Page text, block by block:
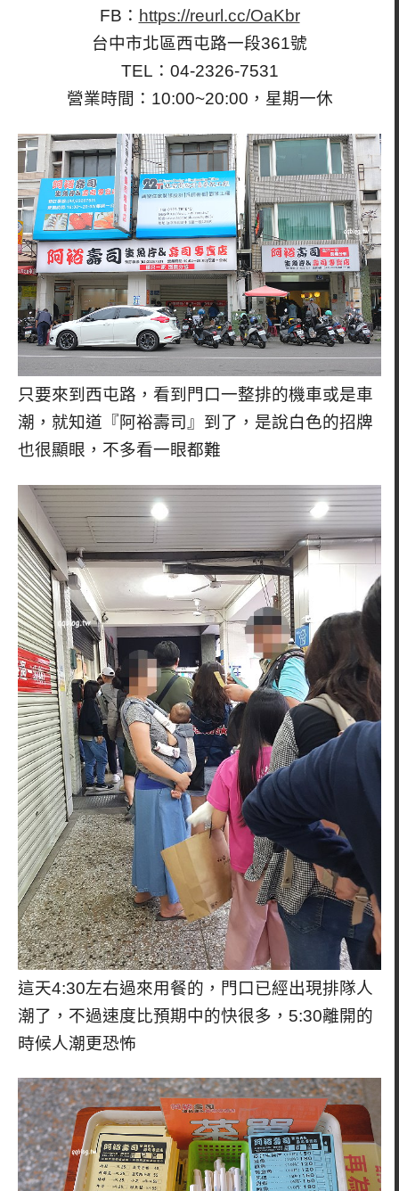
FB： https://reurl.cc/OaKbr
台中市北區西屯路一段361號
TEL：04-2326-7531
營業時間：10:00~20:00，星期一休
只要來到西屯路，看到門口一整排的機車或是車
潮，就知道『阿裕壽司』到了，是說白色的招牌
也很顯眼，不多看一眼都難
這天4:30左右過來用餐的，門口已經出現排隊人
潮了，不過速度比預期中的快很多，5:30離開的
時候人潮更恐怖